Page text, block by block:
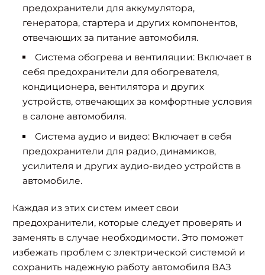
предохранители для аккумулятора,
генератора, стартера и других компонентов,
отвечающих за питание автомобиля.
Система обогрева и вентиляции: Включает в
себя предохранители для обогревателя,
кондиционера, вентилятора и других
устройств, отвечающих за комфортные условия
в салоне автомобиля.
Система аудио и видео: Включает в себя
предохранители для радио, динамиков,
усилителя и других аудио-видео устройств в
автомобиле.
Каждая из этих систем имеет свои
предохранители, которые следует проверять и
заменять в случае необходимости. Это поможет
избежать проблем с электрической системой и
сохранить надежную работу автомобиля ВАЗ